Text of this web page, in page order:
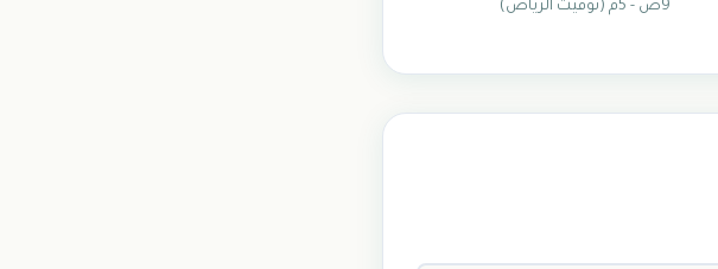
9ص - 5م (توقيت الرياض)